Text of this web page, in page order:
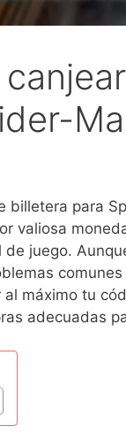
billetera para
valiosa
juego.
máximo tu
adecuadas